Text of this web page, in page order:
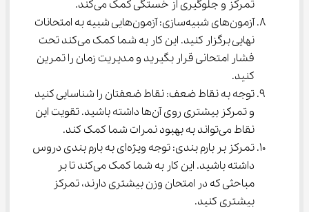
تمرکز و جلوگیری از خستگی کمک می‌کند.
آزمون‌های شبیه‌سازی: آزمون‌هایی شبیه به امتحانات
نهایی برگزار کنید. این کار به شما کمک می‌کند تحت
فشار امتحانی قرار بگیرید و مدیریت زمان را تمرین
کنید.
توجه به نقاط ضعف: نقاط ضعفتان را شناسایی کنید
و تمرکز بیشتری روی آن‌ها داشته باشید. تقویت این
نقاط می‌تواند به بهبود نمرات شما کمک کند.
تمرکز بر بارم بندی: توجه ویژه‌ای به بارم بندی دروس
داشته باشید. این کار به شما کمک می‌کند تا بر
مباحثی که در امتحان وزن بیشتری دارند، تمرکز
بیشتری کنید.